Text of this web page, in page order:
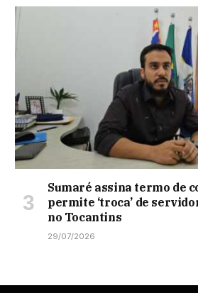
Sumaré assina termo de
permite ‘troca’ de
no Tocantins
29/07/2026